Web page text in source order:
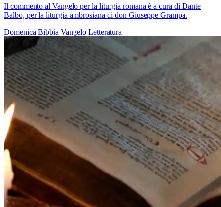
Il commento al Vangelo per la liturgia romana è a cura di Dante
Balbo, per la liturgia ambrosiana di don Giuseppe Grampa.
Domenica Bibbia Vangelo Letteratura